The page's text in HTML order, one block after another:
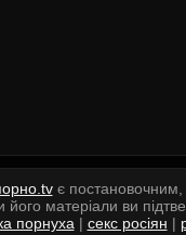
є постановочним,
матеріали ви
порнуха | секс росіян |